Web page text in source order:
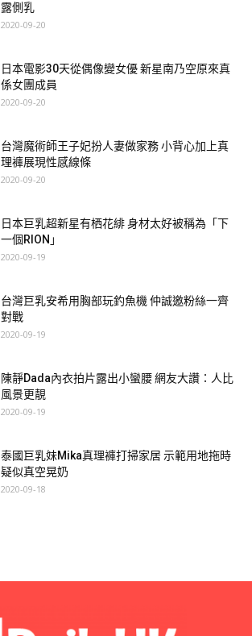
露側乳
2020-09-20
日本電影30天從偶像變女優 新星南乃空原來真
係女團成員
2020-09-20
台灣魔術師王子妃扮人妻做家務 小背心加上真
理褲展現性感線條
2020-09-20
日本巨乳超新星有栖花緋 身材太好被稱為「下
一個RION」
2020-09-19
台灣巨乳安希用胸部玩釣魚機 仲誠邀粉絲一齊
對戰
2020-09-19
陳靜Dada內衣拍片露出小蠻腰 網友大讚：人比
風景更靚
2020-09-19
泰國巨乳妹Mika真理褲打掃家居 示範用地拖時
疑似真空晃奶
2020-09-18